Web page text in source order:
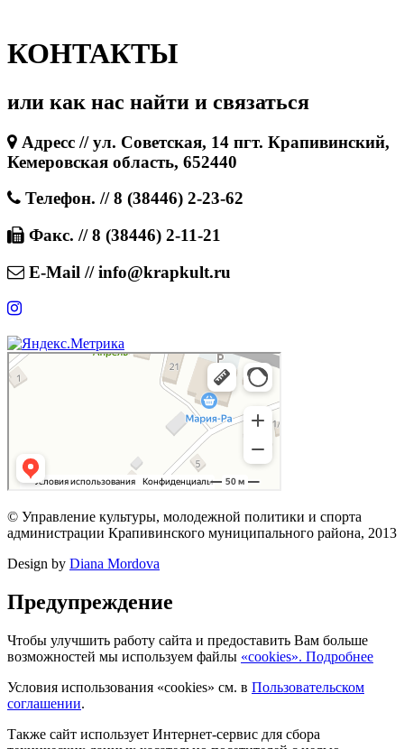
КОНТАКТЫ
или как нас найти и связаться
Адресс // ул. Советская, 14 пгт. Крапивинский,
Кемеровская область, 652440
Телефон. // 8 (38446) 2-23-62
Факс. // 8 (38446) 2-11-21
E-Mail // info@krapkult.ru
© Управление культуры, молодежной политики и спорта
администрации Крапивинского муниципального района, 2013
Design by Diana Mordova
Предупреждение
Чтобы улучшить работу сайта и предоставить Вам больше
возможностей мы используем файлы «cookies». Подробнее
Условия использования «cookies» см. в Пользовательском
соглашении.
Также сайт использует Интернет-сервис для сбора